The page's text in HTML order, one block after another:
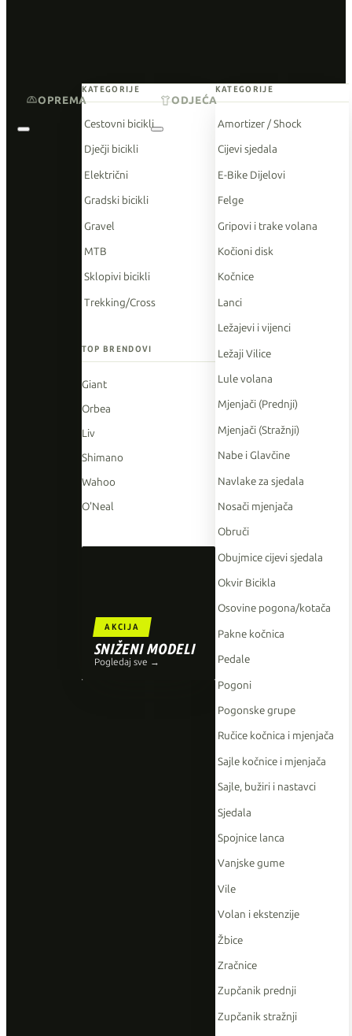
KATEGORIJE
Cestovni bicikli
Dječji bicikli
Električni
Gradski bicikli
Gravel
MTB
Sklopivi bicikli
Trekking/Cross
TOP BRENDOVI
Giant
Orbea
Liv
Shimano
Wahoo
O'Neal
AKCIJA
SNIŽENI MODELI
Pogledaj sve →
KATEGORIJE
Amortizer / Shock
Cijevi sjedala
E-Bike Dijelovi
Felge
Gripovi i trake volana
Kočioni disk
Kočnice
Lanci
Ležajevi i vijenci
Ležaji Vilice
Lule volana
Mjenjači (Prednji)
Mjenjači (Stražnji)
Nabe i Glavčine
Navlake za sjedala
Nosači mjenjača
Obruči
Obujmice cijevi sjedala
Okvir Bicikla
Osovine pogona/kotača
Pakne kočnica
Pedale
Pogoni
Pogonske grupe
Ručice kočnica i mjenjača
Sajle kočnice i mjenjača
Sajle, bužiri i nastavci
Sjedala
Spojnice lanca
Vanjske gume
Vile
Volan i ekstenzije
Žbice
Zračnice
Zupčanik prednji
Zupčanik stražnji
OPREMA ODJEĆA